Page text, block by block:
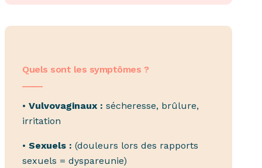
Quels sont les symptômes ?
• Vulvovaginaux : sécheresse, brûlure,
irritation
• Sexuels : (douleurs lors des rapports
sexuels = dyspareunie)